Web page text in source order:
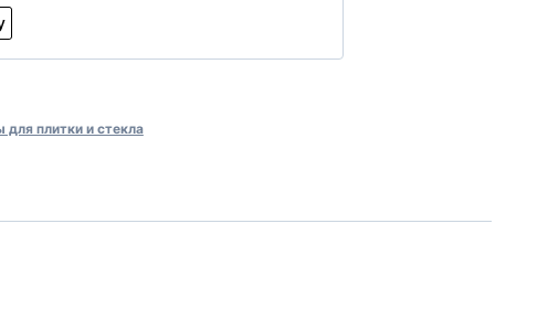
плитки и стекла